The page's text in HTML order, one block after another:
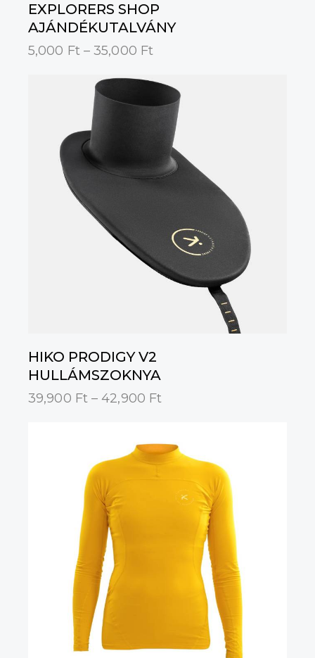
EXPLORERS SHOP
AJÁNDÉKUTALVÁNY
5,000 Ft – 35,000 Ft
HIKO PRODIGY V2
HULLÁMSZOKNYA
39,900 Ft – 42,900 Ft